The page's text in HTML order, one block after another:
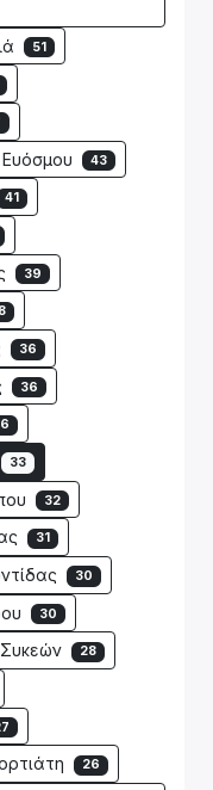
51
43
41
39
36
36
33
32
31
30
30
28
26